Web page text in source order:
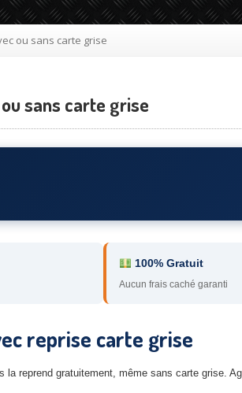
ou sans carte grise
sans carte grise
100% Gratuit
Aucun frais caché garanti
reprise carte grise
reprend gratuitement, même sans carte grise.